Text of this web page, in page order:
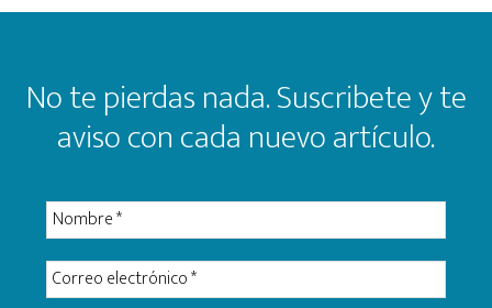
Footer
No te pierdas nada. Suscribete y te
aviso con cada nuevo artículo.